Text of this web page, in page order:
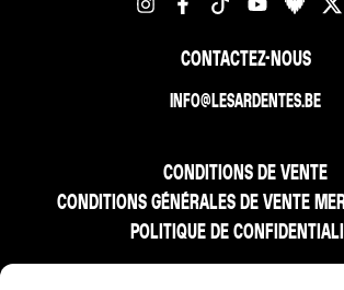
CONTACTEZ-NOUS
INFO@LESARDENTES.BE
CONDITIONS DE VENTE
CONDITIONS GÉNÉRALES DE VENTE
POLITIQUE DE